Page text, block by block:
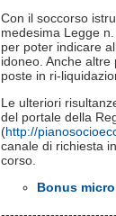
Con il soccorso
medesima Legge
per poter indicare
idoneo. Anche
poste in ri-
Le ulteriori
del portale della
(http://
canale di richiesta
corso.
Bonus